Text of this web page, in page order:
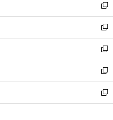
く
で
開
く
ド
ウ
で
開
く
ィ
ン
ド
ウ
で
開
く
い
ウ
ィ
ン
ド
ウ
で
開
く
新
し
い
ウ
ィ
ン
ド
ウ
で
開
新
し
い
ウ
ィ
ン
ド
ウ
新
し
い
ウ
ィ
ン
新
し
い
ウ
新
し